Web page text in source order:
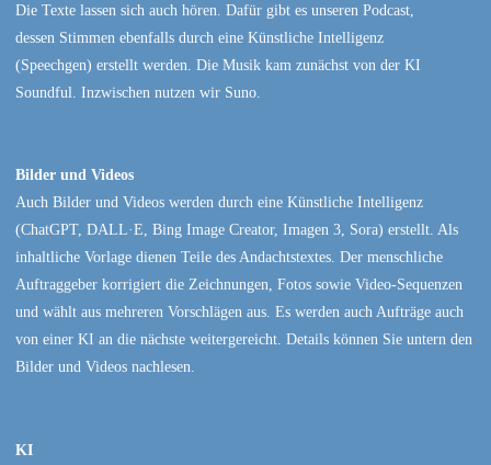
Die Texte lassen sich auch hören. Dafür gibt es unseren Podcast,
dessen Stimmen ebenfalls durch eine Künstliche Intelligenz
(Speechgen) erstellt werden. Die Musik kam zunächst von der KI
Soundful. Inzwischen nutzen wir Suno.
Bilder und Videos
Auch Bilder und Videos werden durch eine Künstliche Intelligenz
(ChatGPT, DALL·E, Bing Image Creator, Imagen 3, Sora) erstellt. Als
inhaltliche Vorlage dienen Teile des Andachtstextes. Der menschliche
Auftraggeber korrigiert die Zeichnungen, Fotos sowie Video-Sequenzen
und wählt aus mehreren Vorschlägen aus. Es werden auch Aufträge auch
von einer KI an die nächste weitergereicht. Details können Sie untern den
Bilder und Videos nachlesen.
KI